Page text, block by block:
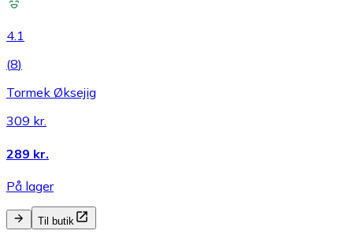
4.1
(8)
Tormek Øksejig
309 kr.
289 kr.
På lager
Til butik